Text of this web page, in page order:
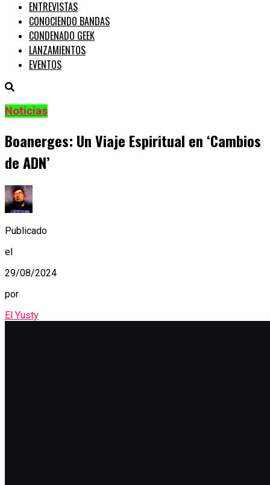
ENTREVISTAS
CONOCIENDO BANDAS
CONDENADO GEEK
LANZAMIENTOS
EVENTOS
Noticias
Boanerges: Un Viaje Espiritual en ‘Cambios
de ADN’
Publicado
el
29/08/2024
por
El Yusty